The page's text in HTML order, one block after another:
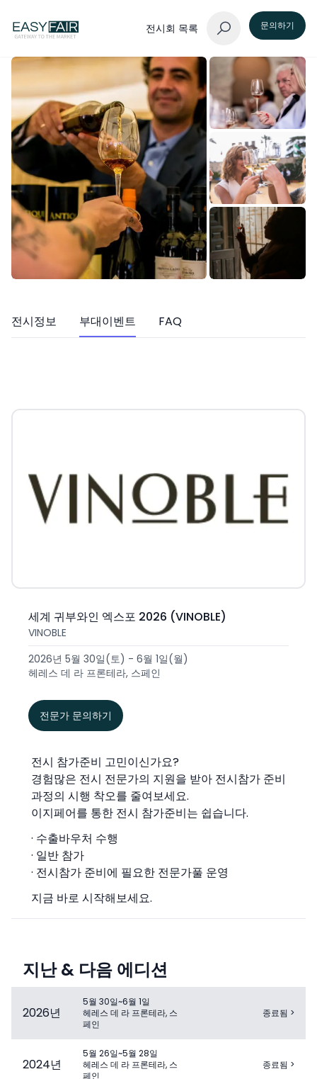
전시회 목록 문의하기
전시정보 부대이벤트 FAQ
세계 귀부와인 엑스포 2026 (VINOBLE)
VINOBLE
2026년 5월 30일(토) - 6월 1일(월)
헤레스 데 라 프론테라, 스페인
전문가 문의하기
전시 참가준비 고민이신가요?
경험많은 전시 전문가의 지원을 받아 전시참가 준비
과정의 시행 착오를 줄여보세요.
이지페어를 통한 전시 참가준비는 쉽습니다.
· 수출바우처 수행
· 일반 참가
· 전시참가 준비에 필요한 전문가풀 운영
지금 바로 시작해보세요.
지난 & 다음 에디션
2026년
5월 30일~6월 1일
헤레스 데 라 프론테라, 스
페인
종료됨 >
2024년
5월 26일~5월 28일
헤레스 데 라 프론테라, 스
페인
종료됨 >